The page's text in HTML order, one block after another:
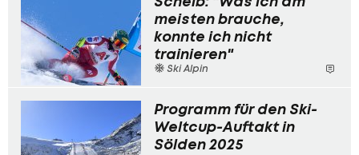
meisten brauche,
konnte ich nicht
trainieren"
Ski Alpin
Programm für den Ski-
Weltcup-Auftakt in
Sölden 2025